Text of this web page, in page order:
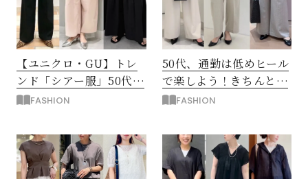
【ユニクロ・GU】トレ
ンド「シアー服」50代は
2990円のカーデでトラ
FASHION
50代、通勤は低めヒール
で楽しよう！きちんと見
え＆涼し気「パンプス」
FASHION